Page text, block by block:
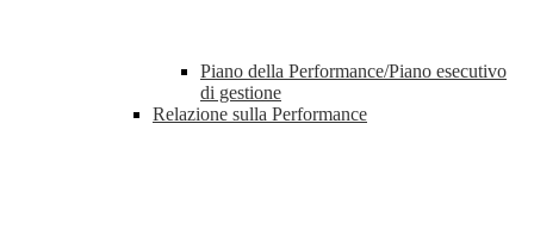
Piano della Performance/Piano esecutivo
di gestione
Relazione sulla Performance